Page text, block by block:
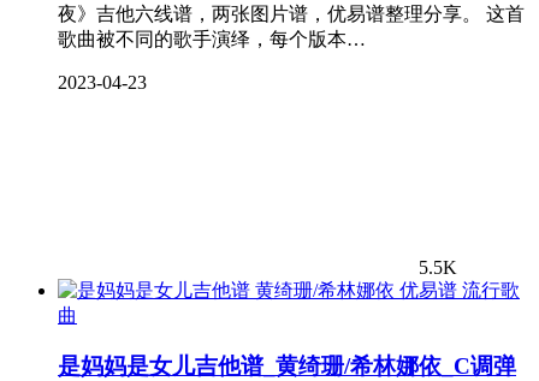
夜》吉他六线谱，两张图片谱，优易谱整理分享。 这首
歌曲被不同的歌手演绎，每个版本…
2023-04-23
5.5K
流行歌
曲
是妈妈是女儿吉他谱_黄绮珊/希林娜依_C调弹